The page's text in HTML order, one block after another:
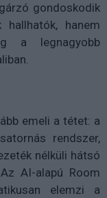
gondoskodik
hanem
a legnagyobb
emeli a tétet: a
rendszer,
nélküli hátsó
AI-alapú Room
elemzi a